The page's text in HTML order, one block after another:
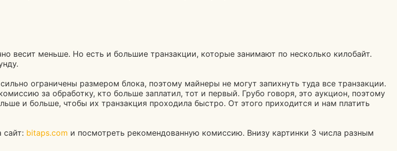
весит меньше. Но есть и большие транзакции, которые занимают по несколько килобайт.
ограничены размером блока, поэтому майнеры не могут запихнуть туда все транзакции.
за обработку, кто больше заплатил, тот и первый. Грубо говоря, это аукцион, поэтому
и больше, чтобы их транзакция проходила быстро. От этого приходится и нам платить
bitaps.com и посмотреть рекомендованную комиссию. Внизу картинки 3 числа разным